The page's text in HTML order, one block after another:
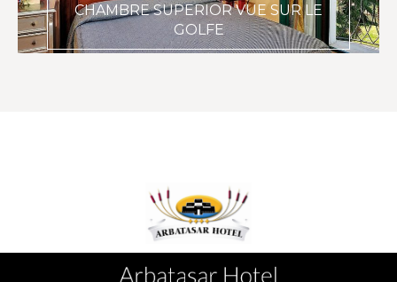
CHAMBRE SUPERIOR VUE SUR LE
GOLFE